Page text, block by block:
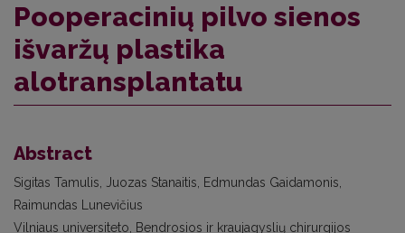
Pooperacinių pilvo sienos
išvaržų plastika
alotransplantatu
Abstract
Sigitas Tamulis, Juozas Stanaitis, Edmundas Gaidamonis,
Raimundas Lunevičius
Vilniaus universiteto, Bendrosios ir kraujagyslių chirurgijos